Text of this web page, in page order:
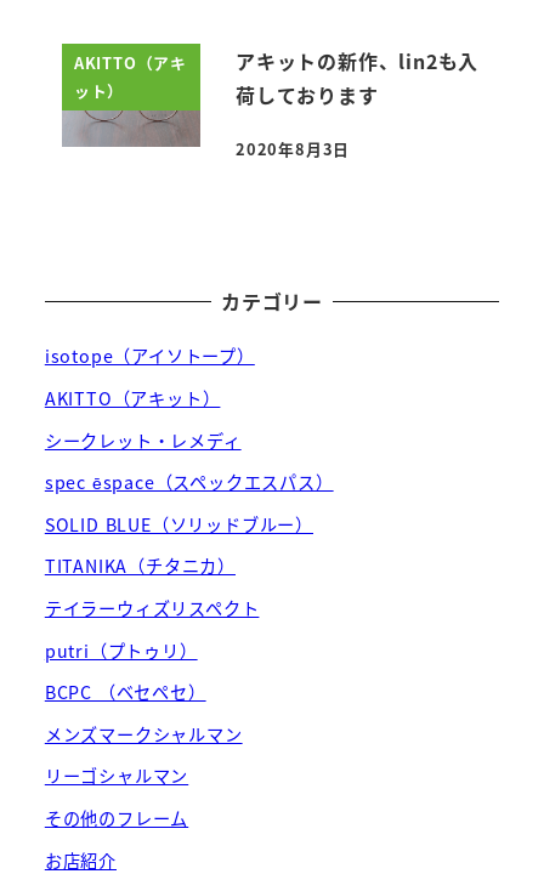
AKITTO（アキ
ット）
アキットの新作、lin2も入
荷しております
投稿日
2020年8月3日
カテゴリー
isotope（アイソトープ）
AKITTO（アキット）
シークレット・レメディ
spec ēspace（スペックエスパス）
SOLID BLUE（ソリッドブルー）
TITANIKA（チタニカ）
テイラーウィズリスペクト
putri（プトゥリ）
BCPC （ベセペセ）
メンズマークシャルマン
リーゴシャルマン
その他のフレーム
お店紹介